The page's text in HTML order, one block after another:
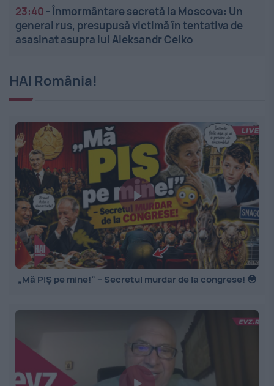
23:40 -Înmormântare secretă la Moscova: Un
general rus, presupusă victimă în tentativa de
asasinat asupra lui Aleksandr Ceiko
HAI România!
„Mă PIȘ pe mine!” – Secretul murdar de la congrese! 😳